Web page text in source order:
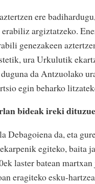
ere
erabilizargiztatzeko.
genezakeen
uraUrkulutik
da Antzuolako
egin beharko
bideak ireki
Debagoienada, eta
egiteko, baita
lasterbatean
eragitekoesku-